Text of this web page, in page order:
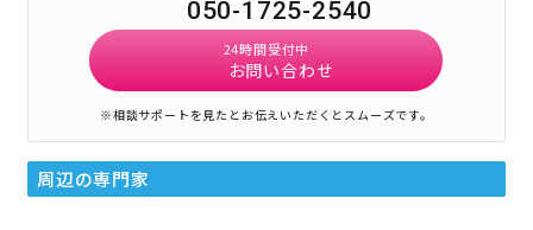
050-1725-2540
24時間受付中
お問い合わせ
※相談サポートを見たとお伝えいただくとスムーズです。
周辺の専門家